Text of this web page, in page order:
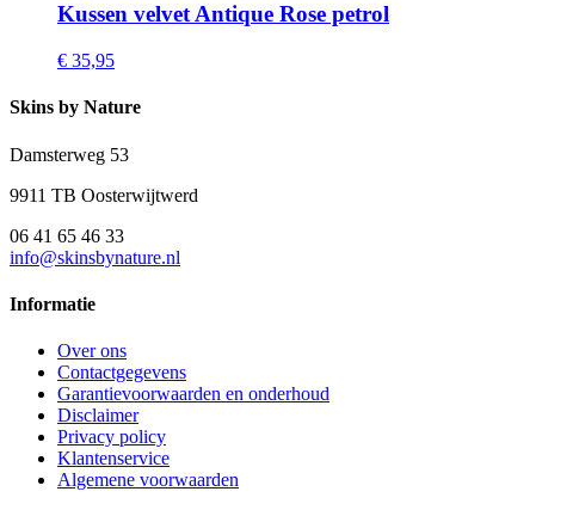
Kussen velvet Antique Rose petrol
€ 35,95
Skins by Nature
Damsterweg 53
9911 TB Oosterwijtwerd
06 41 65 46 33
info@skinsbynature.nl
Informatie
Over ons
Contactgegevens
Garantievoorwaarden en onderhoud
Disclaimer
Privacy policy
Klantenservice
Algemene voorwaarden